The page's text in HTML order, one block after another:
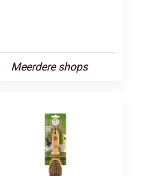
Meerdere shops